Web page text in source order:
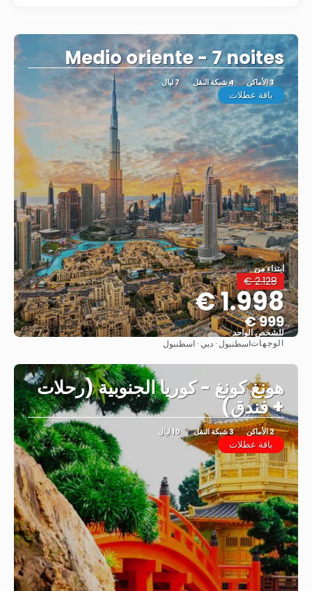
Medio oriente - 7 noites
3 الأماكن 4 شبكة النقل 7 ليال
باقة عطلات
ابتداء من
2.128 €
1.998 €
999 €
للشخص الواحد
شاهد
الوجهاتاسطنبول · دبي · اسطنبول
هونغ كونغ - كوريا الجنوبية (رحلات
+ فندق)
2 الأماكن 3 شبكة النقل 10 ليال
باقة عطلات